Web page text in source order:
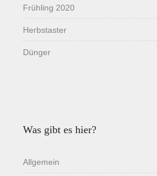
Frühling 2020
Herbstaster
Dünger
Was gibt es hier?
Allgemein